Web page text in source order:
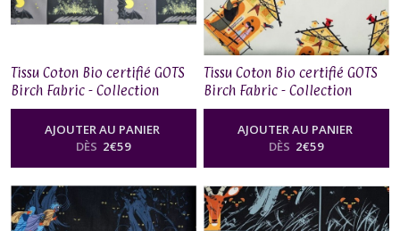
Tissu Coton Bio certifié GOTS
Birch Fabric - Collection
Charley Harper Halloween,
Bat, Bullfrog, Bonfire
AJOUTER AU PANIER
DÈS 2€59
Tissu Coton Bio certifié GOTS
Birch Fabric - Collection
Charley Harper Halloween,
Fair Weather Friends
AJOUTER AU PANIER
DÈS 2€59